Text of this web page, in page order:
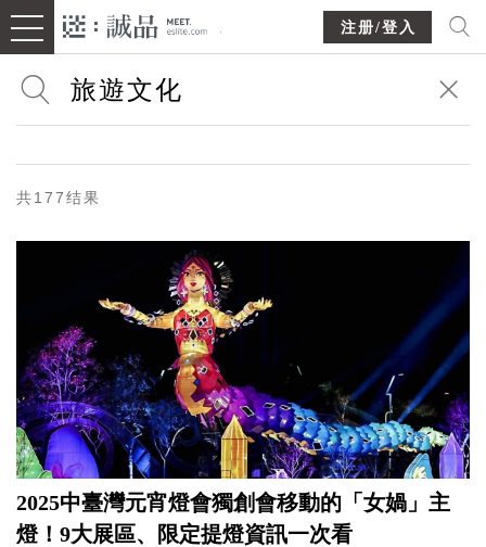
注册/登入
共177结果
2025中臺灣元宵燈會獨創會移動的「女媧」主
燈！9大展區、限定提燈資訊一次看